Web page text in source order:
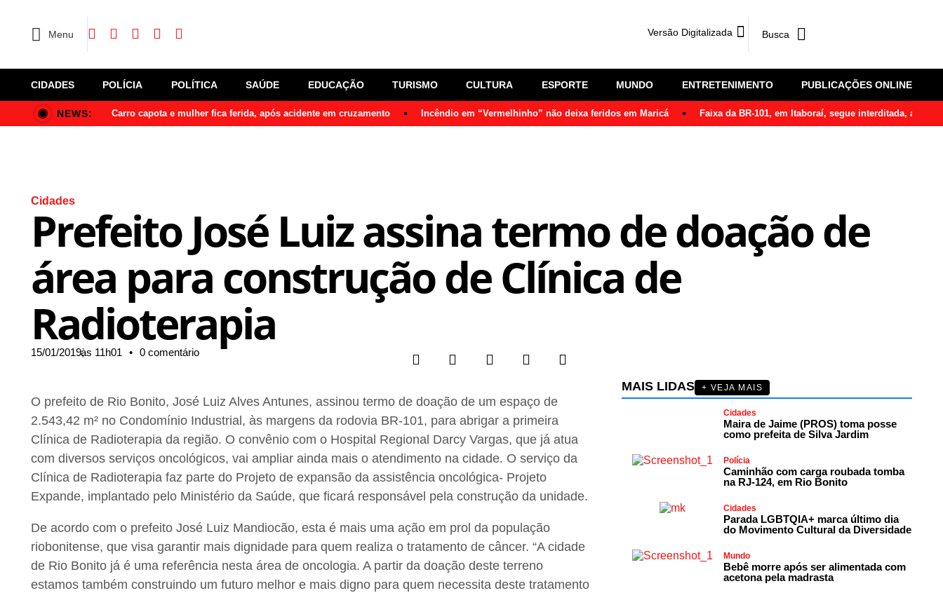
Menu Versão Digitalizada
CIDADES POLÍCIA POLÍTICA SAÚDE EDUCAÇÃO TURISMO CULTURA ESPORTE MUNDO ENTRETENIMENTO PUBLICAÇÕES ONLINE
NEWS: Carro capota e mulher fica ferida, após acidente em cruzamento Incêndio em “Vermelhinho” não deixa feridos em Maricá Faixa da BR-101, em Itaboraí, segue interditada, após
Cidades
Prefeito José Luiz assina termo de doação de
área para construção de Clínica de
Radioterapia
15/01/2019,às 11h01 • 0 comentário
O prefeito de Rio Bonito, José Luiz Alves Antunes, assinou termo de doação de um espaço de
2.543,42 m² no Condomínio Industrial, às margens da rodovia BR-101, para abrigar a primeira
Clínica de Radioterapia da região. O convênio com o Hospital Regional Darcy Vargas, que já atua
com diversos serviços oncológicos, vai ampliar ainda mais o atendimento na cidade. O serviço da
Clínica de Radioterapia faz parte do Projeto de expansão da assistência oncológica- Projeto
Expande, implantado pelo Ministério da Saúde, que ficará responsável pela construção da unidade.
De acordo com o prefeito José Luiz Mandiocão, esta é mais uma ação em prol da população
riobonitense, que visa garantir mais dignidade para quem realiza o tratamento de câncer. “A cidade
de Rio Bonito já é uma referência nesta área de oncologia. A partir da doação deste terreno
estamos também construindo um futuro melhor e mais digno para quem necessita deste tratamento
MAIS LIDAS + VEJA MAIS
Cidades
Maira de Jaime (PROS) toma posse
como prefeita de Silva Jardim
Polícia
Caminhão com carga roubada tomba
na RJ-124, em Rio Bonito
Cidades
Parada LGBTQIA+ marca último dia
do Movimento Cultural da Diversidade
Mundo
Bebê morre após ser alimentada com
acetona pela madrasta